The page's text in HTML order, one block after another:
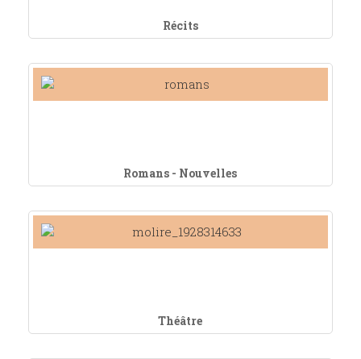
Récits
Romans - Nouvelles
Théâtre